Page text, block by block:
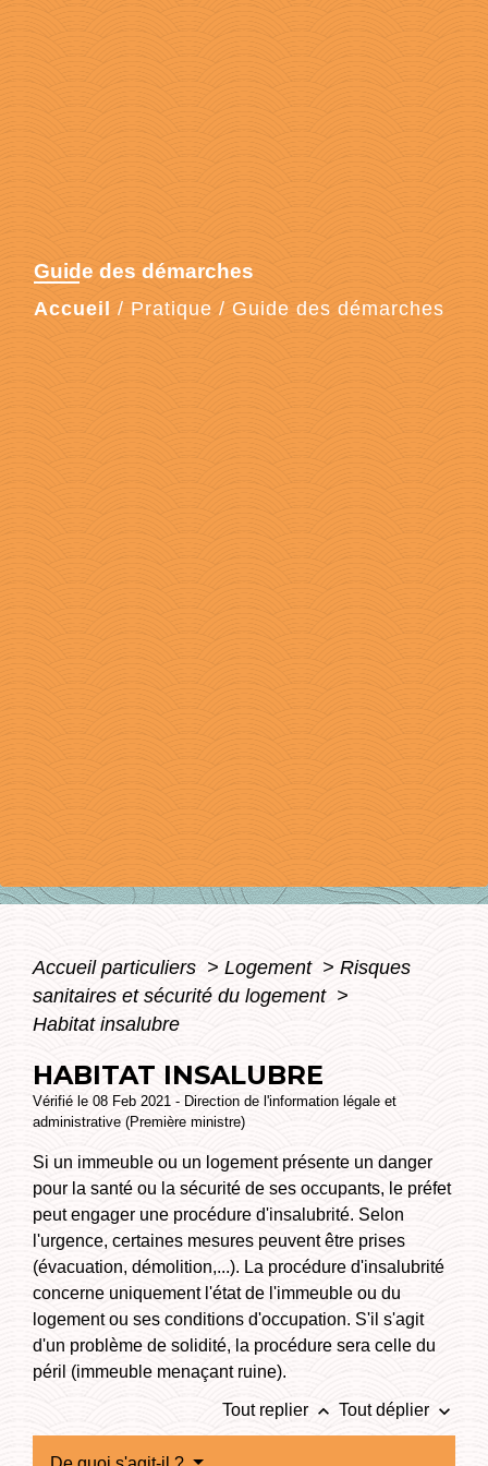
Guide des démarches
Accueil / Pratique / Guide des démarches
Accueil particuliers > Logement > Risques
sanitaires et sécurité du logement >
Habitat insalubre
HABITAT INSALUBRE
Vérifié le 08 Feb 2021 - Direction de l'information légale et
administrative (Première ministre)
Si un immeuble ou un logement présente un danger
pour la santé ou la sécurité de ses occupants, le préfet
peut engager une procédure d'insalubrité. Selon
l'urgence, certaines mesures peuvent être prises
(évacuation, démolition,...). La procédure d'insalubrité
concerne uniquement l'état de l'immeuble ou du
logement ou ses conditions d'occupation. S'il s'agit
d'un problème de solidité, la procédure sera celle du
péril (immeuble menaçant ruine).
Tout replier keyboard_arrow_up Tout déplier keyboard_arrow_down